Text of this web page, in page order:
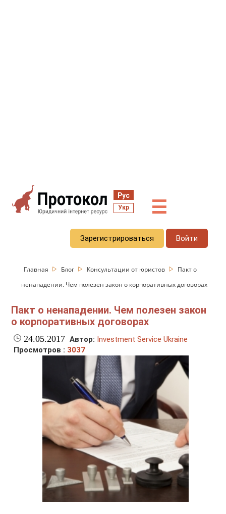
Рус
Укр ☰
Зарегистрироваться Войти
Главная Блог Консультации от юристов
Пакт о
ненападении. Чем полезен закон о корпоративных договорах
Пакт о ненападении. Чем полезен закон
о корпоративных договорах
24.05.2017 Автор: Investment Service Ukraine
Просмотров : 3037